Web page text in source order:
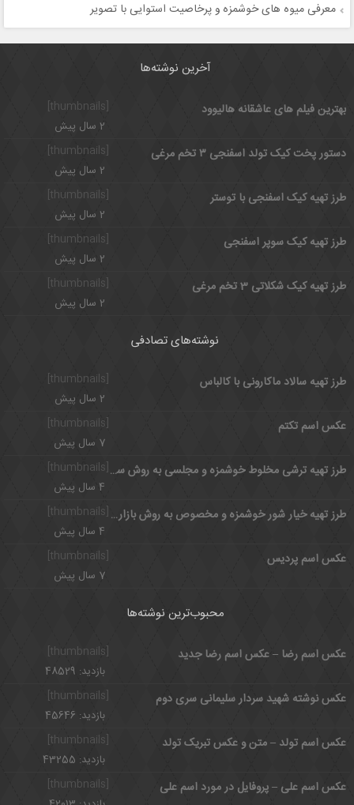
معرفی میوه های خوشمزه و پرخاصیت استوایی با تصویر
آخرین نوشته‌ها
بهترین فیلم های عاشقانه هالیوود
2 سال پیش
[thumbnails]
دستور پخت کیک تولد اسفنجی ۳ تخم مرغی
2 سال پیش
طرز تهیه کیک اسفنجی با توستر
2 سال پیش
[thumbnails]
طرز تهیه کیک سوپر اسفنجی
2 سال پیش
طرز تهیه کیک شکلاتی 3 تخم مرغی
2 سال پیش
نوشته‌های تصادفی
[thumbnails] طرز تهیه سالاد ماکارونی با کالباس
2 سال پیش
عکس اسم تکتم
7 سال پیش
[thumbnails] طرز تهیه ترشی مخلوط خوشمزه و مجلسی به روش سنتی
4 سال پیش
طرز تهیه خیار شور خوشمزه و مخصوص به روش بازاری
4 سال پیش
عکس اسم پردیس
7 سال پیش
محبوب‌ترین نوشته‌ها
عکس اسم رضا – عکس اسم رضا جدید
بازدید: 48529
[thumbnails]
عکس نوشته شهید سردار سلیمانی سری دوم
بازدید: 45646
عکس اسم تولد – متن و عکس تبریک تولد
بازدید: 43255
عکس اسم علی – پروفایل در مورد اسم علی